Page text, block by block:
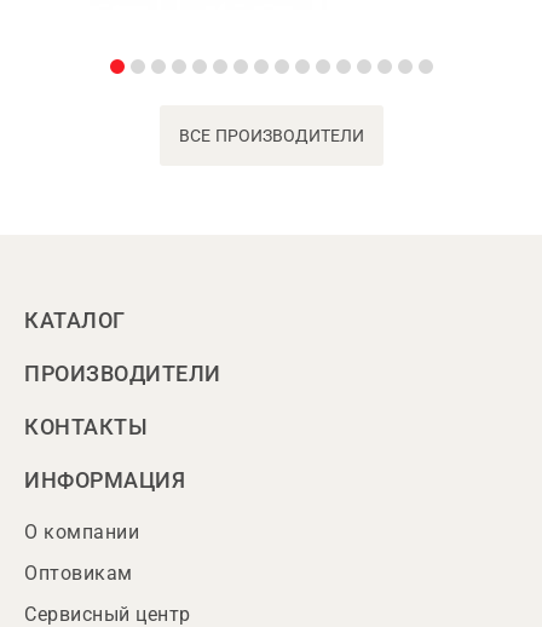
ВСЕ ПРОИЗВОДИТЕЛИ
КАТАЛОГ
ПРОИЗВОДИТЕЛИ
КОНТАКТЫ
ИНФОРМАЦИЯ
О компании
Оптовикам
Сервисный центр